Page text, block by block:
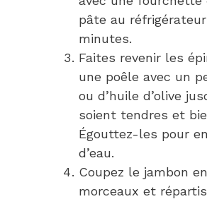
pâte au
minutes.
Faites revenir les
une poêle avec un
ou d’huile d’olive
soient tendres et
Égouttez-les pour
d’eau.
Coupez le jambon
morceaux et